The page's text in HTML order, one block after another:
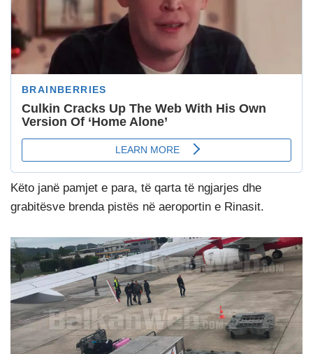
Këto janë pamjet e para, të qarta të ngjarjes dhe
grabitësve brenda pistës në aeroportin e Rinasit.